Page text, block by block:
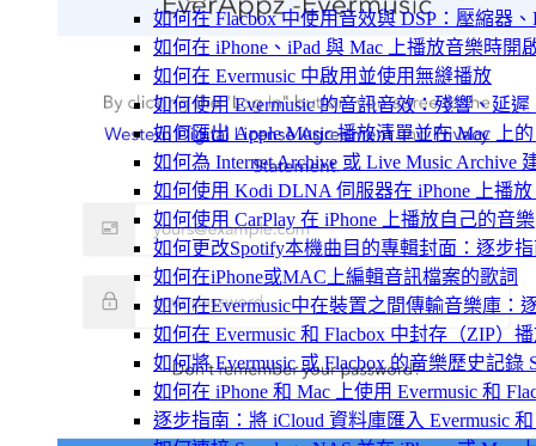
如何在 Flacbox 中使用音效與 DSP：壓縮器
如何在 iPhone、iPad 與 Mac 上播放音樂時開
如何在 Evermusic 中啟用並使用無縫播放
如何使用 Evermusic 的音訊音效：殘響、延
如何匯出 Apple Music 播放清單並在 Mac 上
如何為 Internet Archive 或 Live Music Archive
如何使用 Kodi DLNA 伺服器在 iPhone 上播
如何使用 CarPlay 在 iPhone 上播放自己的音樂
如何更改Spotify本機曲目的專輯封面：逐步
如何在iPhone或MAC上編輯音訊檔案的歌詞
如何在Evermusic中在裝置之間傳輸音樂庫：
如何在 Evermusic 和 Flacbox 中封存（ZIP
如何將 Evermusic 或 Flacbox 的音樂歷史記錄
如何在 iPhone 和 Mac 上使用 Evermusic 和
逐步指南：將 iCloud 資料庫匯入 Evermusic 和